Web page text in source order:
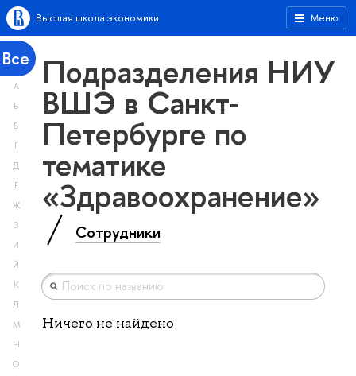
Меню
Высшая школа экономики
Все
А
Б
В
Г
Д
Е
Ж
З
И
Й
К
Л
М
Н
О
Подразделения НИУ
ВШЭ в Санкт-
Петербурге по
тематике
«Здравоохранение»
Сотрудники
Ничего не найдено